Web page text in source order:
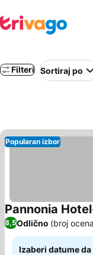
Filteri Sortiraj po
Popularan izbor
Pannonia Hotel
8,5Odlično (broj
Izaberi datume